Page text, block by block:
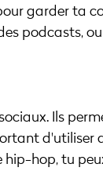
garder ta
podcasts,
Ils
d'utiliser
hip-hop, tu